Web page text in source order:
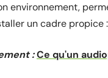
environnement,
un cadre propice :
:Ce qu'un